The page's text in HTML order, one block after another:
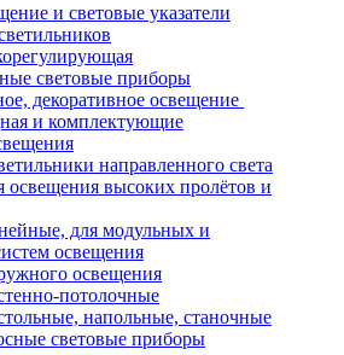
и световые указатели
световые приборы
декоративное освещение
и комплектующие
направленного света
освещения высоких пролётов и
для модульных и
освещения
освещения
потолочные
напольные, станочные
световые приборы